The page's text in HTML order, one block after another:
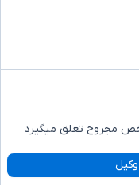
مجروح تعلق میگیرد